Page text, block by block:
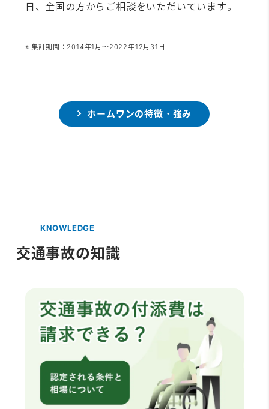
日、全国の方からご相談をいただいています。
※ 集計期間：2014年1月～2022年12月31日
ホームワンの特徴・強み
KNOWLEDGE
交通事故の知識